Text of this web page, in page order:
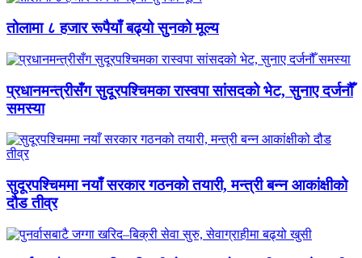
तोलामा ८ हजार रूपैयाँ बढ्यो सुनको मूल्य
प्रधानमन्त्रीसँग सुदूरपश्चिमका रास्वपा सांसदको भेट, सुनाए दर्जनौँ
समस्या
सुदूरपश्चिममा नयाँ सरकार गठनको तयारी, मन्त्री बन्न आकांक्षीको
दौड तीव्र